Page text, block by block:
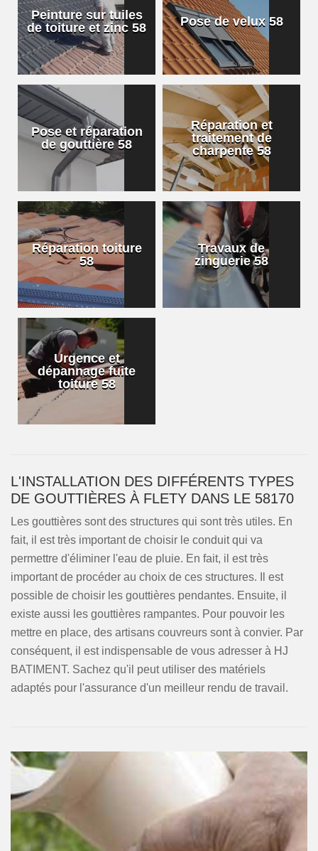
Peinture sur tuiles
de toiture et zinc 58
Pose de velux 58
Pose et réparation
de gouttière 58
Réparation et
traitement de
charpente 58
Réparation toiture
58
Travaux de
zinguerie 58
Urgence et
dépannage fuite
toiture 58
L'INSTALLATION DES DIFFÉRENTS TYPES
DE GOUTTIÈRES À FLETY DANS LE 58170
Les gouttières sont des structures qui sont très utiles. En
fait, il est très important de choisir le conduit qui va
permettre d'éliminer l'eau de pluie. En fait, il est très
important de procéder au choix de ces structures. Il est
possible de choisir les gouttières pendantes. Ensuite, il
existe aussi les gouttières rampantes. Pour pouvoir les
mettre en place, des artisans couvreurs sont à convier. Par
conséquent, il est indispensable de vous adresser à HJ
BATIMENT. Sachez qu'il peut utiliser des matériels
adaptés pour l'assurance d'un meilleur rendu de travail.